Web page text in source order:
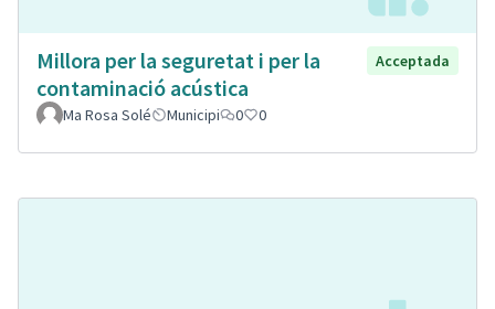
Millora per la seguretat i per la
contaminació acústica
Acceptada
Ma Rosa Solé Municipi 0 0